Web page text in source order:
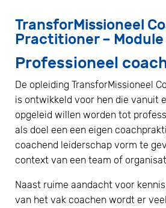
TransforMissioneel
Practitioner – Module
Professioneel
De opleiding TransforMissioneel
is ontwikkeld voor hen die vanuit
opgeleid willen worden tot
als doel een een eigen
coachend leiderschap vorm te
context van een team of
Naast ruime aandacht voor
van het vak coachen wordt er